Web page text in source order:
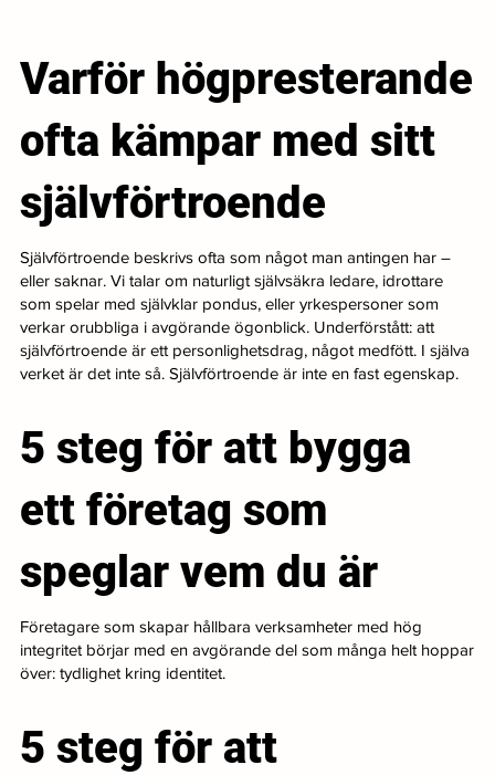
Varför högpresterande
ofta kämpar med sitt
självförtroende
Självförtroende beskrivs ofta som något man antingen har –
eller saknar. Vi talar om naturligt självsäkra ledare, idrottare
som spelar med självklar pondus, eller yrkespersoner som
verkar orubbliga i avgörande ögonblick. Underförstått: att
självförtroende är ett personlighetsdrag, något medfött. I själva
verket är det inte så. Självförtroende är inte en fast egenskap.
5 steg för att bygga
ett företag som
speglar vem du är
Företagare som skapar hållbara verksamheter med hög
integritet börjar med en avgörande del som många helt hoppar
över: tydlighet kring identitet.
5 steg för att